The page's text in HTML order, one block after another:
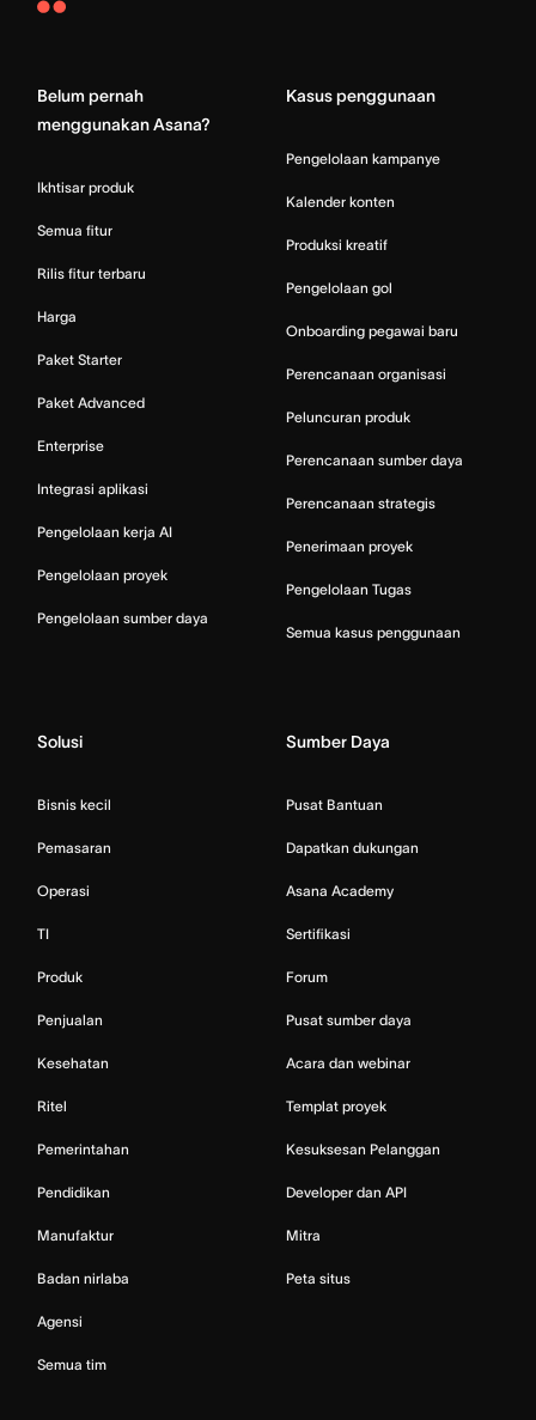
Asana
Belum pernah
menggunakan Asana?
Ikhtisar produk
Semua fitur
Rilis fitur terbaru
Harga
Paket Starter
Paket Advanced
Enterprise
Integrasi aplikasi
Pengelolaan kerja AI
Pengelolaan proyek
Pengelolaan sumber daya
Kasus penggunaan
Pengelolaan kampanye
Kalender konten
Produksi kreatif
Pengelolaan gol
Onboarding pegawai baru
Perencanaan organisasi
Peluncuran produk
Perencanaan sumber daya
Perencanaan strategis
Penerimaan proyek
Pengelolaan Tugas
Semua kasus penggunaan
Solusi
Bisnis kecil
Pemasaran
Operasi
TI
Produk
Penjualan
Kesehatan
Ritel
Pemerintahan
Pendidikan
Manufaktur
Badan nirlaba
Agensi
Semua tim
Sumber Daya
Pusat Bantuan
Dapatkan dukungan
Asana Academy
Sertifikasi
Forum
Pusat sumber daya
Acara dan webinar
Templat proyek
Kesuksesan Pelanggan
Developer dan API
Mitra
Peta situs